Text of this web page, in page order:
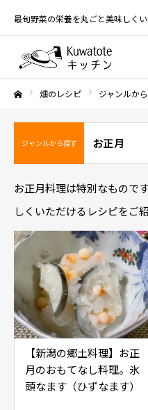
最旬野菜の栄養を丸ごと美味しくい
畑のレシピ ジャンルか
ジャンルから探す お正月
お正月料理は特別なもので
しくいただけるレシピをご
【新潟の郷土料理】お正
月のおもてなし料理。氷
頭なます（ひずなます）